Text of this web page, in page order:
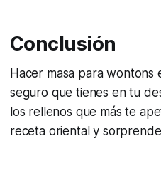
Conclusión
Hacer masa para wontons
seguro que tienes en tu
los rellenos que más te
receta oriental y